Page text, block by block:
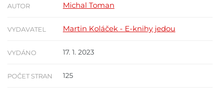
AUTOR Michal Toman
VYDAVATEL Martin Koláček - E-knihy jedou
VYDÁNO 17. 1. 2023
POČET STRAN 125